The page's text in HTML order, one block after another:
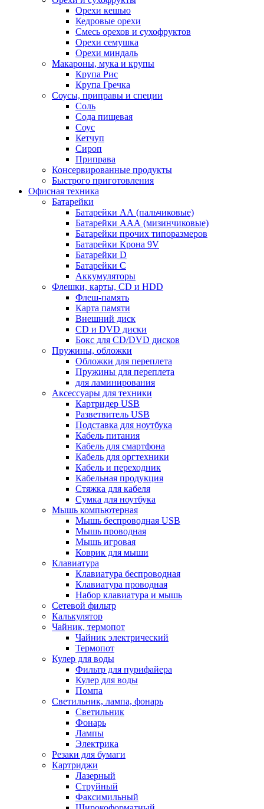
Орехи кешью
Кедровые орехи
Смесь орехов и сухофруктов
Орехи семушка
Орехи миндаль
Макароны, мука и крупы
Крупа Рис
Крупа Гречка
Соусы, приправы и специи
Соль
Сода пищевая
Соус
Кетчуп
Сироп
Приправа
Консервированные продукты
Быстрого приготовления
Офисная техника
Батарейки
Батарейки АА (пальчиковые)
Батарейки ААА (мизинчиковые)
Батарейки прочих типоразмеров
Батарейки Крона 9V
Батарейки D
Батарейки С
Аккумуляторы
Флешки, карты, CD и HDD
Флеш-память
Карта памяти
Внешний диск
CD и DVD диски
Бокс для CD/DVD дисков
Пружины, обложки
Обложки для переплета
Пружины для переплета
для ламинирования
Аксессуары для техники
Картридер USB
Разветвитель USB
Подставка для ноутбука
Кабель питания
Кабель для смартфона
Кабель для оргтехники
Кабель и переходник
Кабельная продукция
Стяжка для кабеля
Сумка для ноутбука
Мышь компьютерная
Мышь беспроводная USB
Мышь проводная
Мышь игровая
Коврик для мыши
Клавиатура
Клавиатура беспроводная
Клавиатура проводная
Набор клавиатура и мышь
Сетевой фильтр
Калькулятор
Чайник, термопот
Чайник электрический
Термопот
Кулер для воды
Фильтр для пурифайера
Кулер для воды
Помпа
Светильник, лампа, фонарь
Светильник
Фонарь
Лампы
Электрика
Резаки для бумаги
Картриджи
Лазерный
Струйный
Факсимильный